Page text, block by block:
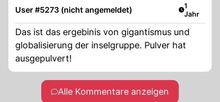
User #5273 (nicht angemeldet) Artikel
1
Jahr
Das ist das ergebinis von gigantismus und
globalisierung der inselgruppe. Pulver hat
ausgepulvert!
Alle Kommentare anzeigen